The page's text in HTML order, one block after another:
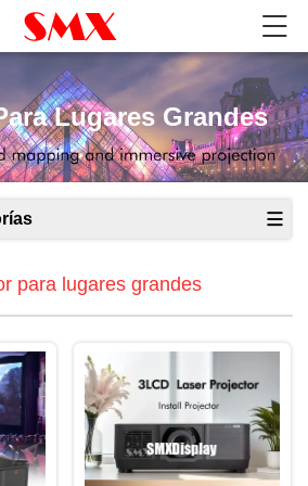
Lugares Grandes
para lugares grandes